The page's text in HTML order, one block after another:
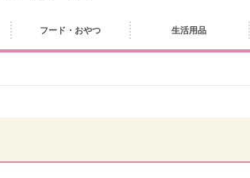
フード・おやつ 生活用品